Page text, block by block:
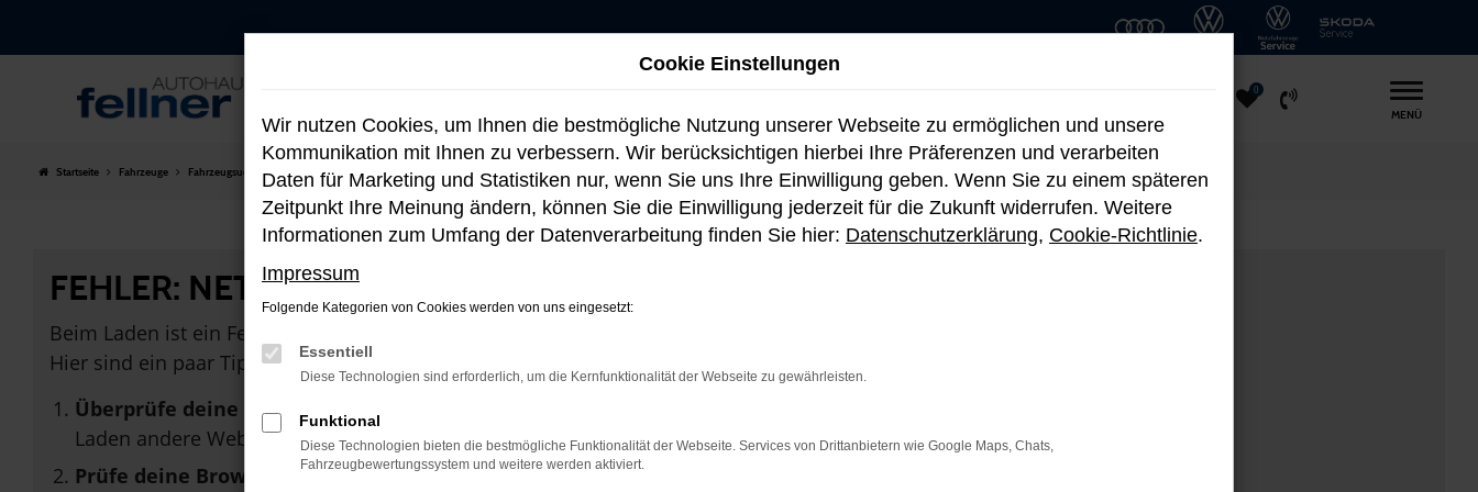
Hauptinhalt
MENÜ
0
Startseite Fahrzeuge Fahrzeugsuche
FEHLER: NETWORK ERROR
Beim Laden ist ein Fehler aufgetreten.
Hier sind ein paar Tipps, die dir helfen können:
Überprüfe deine Firewall und deine Internetverbindung.
Laden andere Webseiten, zum Beispiel deine Suchmaschine?
Prüfe deine Browsererweiterungen.
Cookie Einstellungen
Wir nutzen Cookies, um Ihnen die bestmögliche Nutzung unserer Webseite zu ermöglichen und unsere
Kommunikation mit Ihnen zu verbessern. Wir berücksichtigen hierbei Ihre Präferenzen und verarbeiten
Daten für Marketing und Statistiken nur, wenn Sie uns Ihre Einwilligung geben. Wenn Sie zu einem späteren
Zeitpunkt Ihre Meinung ändern, können Sie die Einwilligung jederzeit für die Zukunft widerrufen. Weitere
Informationen zum Umfang der Datenverarbeitung finden Sie hier: Datenschutzerklärung, Cookie-Richtlinie.
Impressum
Folgende Kategorien von Cookies werden von uns eingesetzt:
Essentiell
Diese Technologien sind erforderlich, um die Kernfunktionalität der Webseite zu gewährleisten.
Funktional
Diese Technologien bieten die bestmögliche Funktionalität der Webseite. Services von Drittanbietern wie Google Maps, Chats,
Fahrzeugbewertungssystem und weitere werden aktiviert.